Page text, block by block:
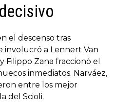
el descenso tras
involucró a Lennert Van
Filippo Zana fraccionó el
inmediatos. Narváez,
entre los mejor
del Scioli.